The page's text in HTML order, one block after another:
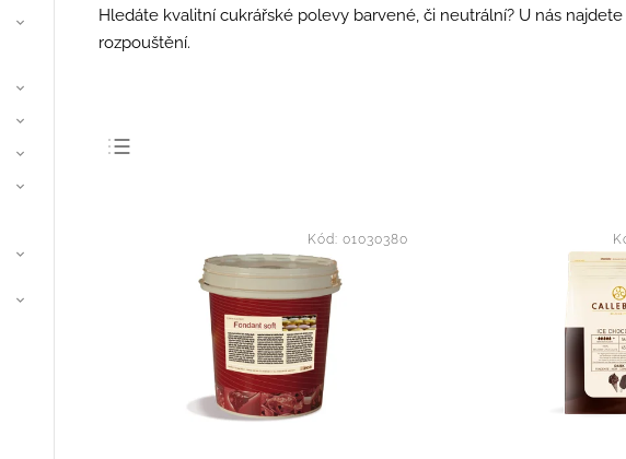
Hledáte kvalitní cukrářské polevy barvené, či neutrální? U nás
rozpouštění.
Nejdražší
Abecedně
Kód:01030380